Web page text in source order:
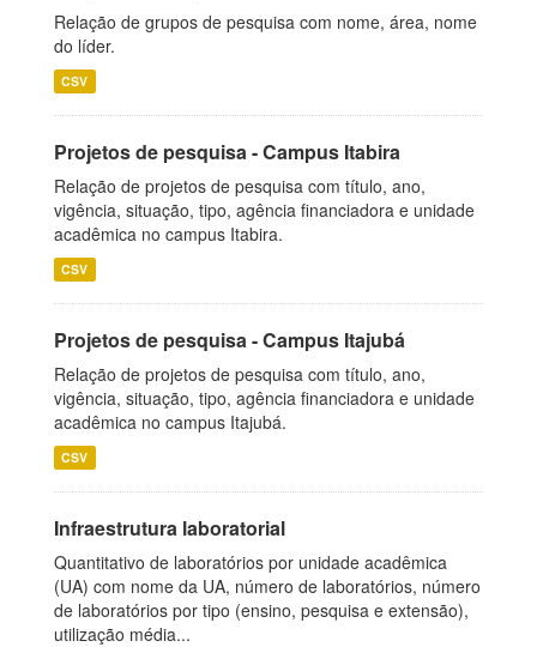
Relação de grupos de pesquisa com nome, área, nome
do líder.
CSV
Projetos de pesquisa - Campus Itabira
Relação de projetos de pesquisa com título, ano,
vigência, situação, tipo, agência financiadora e unidade
acadêmica no campus Itabira.
CSV
Projetos de pesquisa - Campus Itajubá
Relação de projetos de pesquisa com título, ano,
vigência, situação, tipo, agência financiadora e unidade
acadêmica no campus Itajubá.
CSV
Infraestrutura laboratorial
Quantitativo de laboratórios por unidade acadêmica
(UA) com nome da UA, número de laboratórios, número
de laboratórios por tipo (ensino, pesquisa e extensão),
utilização média...